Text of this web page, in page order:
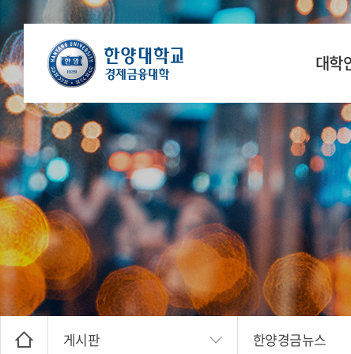
대학
학장
연
공간
찾아오
게시판 한양경금뉴스